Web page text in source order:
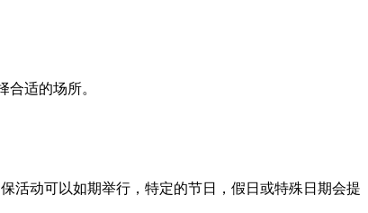
适的场所。
动可以如期举行，特定的节日，假日或特殊日期会提